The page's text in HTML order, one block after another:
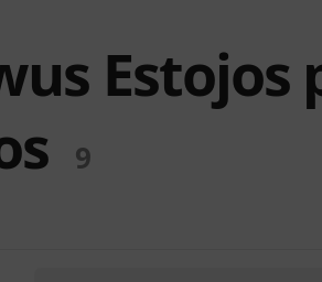
Estojos
9